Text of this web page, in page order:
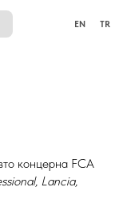
TR
EN
концерна FCA
Lancia,